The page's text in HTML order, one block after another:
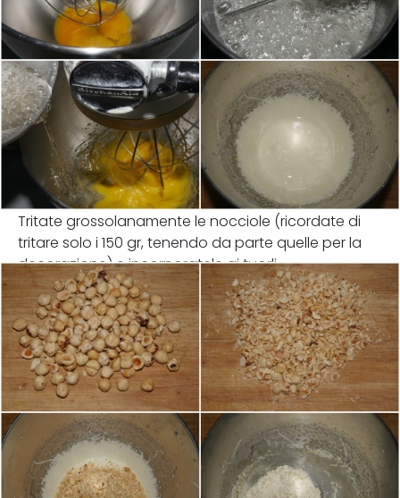
Tritate grossolanamente le nocciole (ricordate di
tritare solo i 150 gr, tenendo da parte quelle per la
decorazione) e incorporatele ai tuorli.